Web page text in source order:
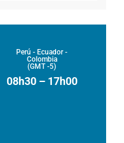
Perú - Ecuador -
Colombia
(GMT -5)
08h30 – 17h00